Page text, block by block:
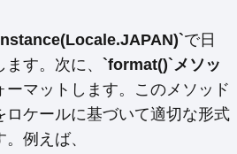
で日
す。次に、 `format()`メソッ
ーマットします。このメソッド
ロケールに基づいて適切な形式
例えば、